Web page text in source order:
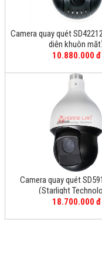
Camera quay quét
diện khuôn
10.880.000 đ
Camera quay quét
(Starlight
18.700.000 đ